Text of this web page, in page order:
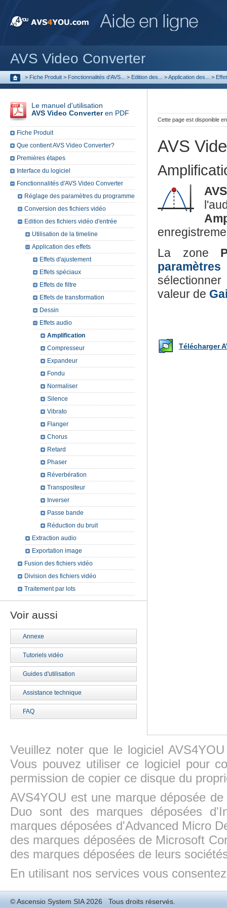
AVS Video Converter
> Fiche Produit > Fonctionnalités d'AVS... > Edition des... >Application des... >
Cette page est disponible
AVS
La zone
valeur de
Télécharger
Le manuel d'utilisation
AVS Video Converteren PDF
Fiche Produit
Que contient AVS Video Converter?
Premières étapes
Interface du logiciel
Fonctionnalités d'AVS Video Converter
Réglage des paramètres du programme
Conversion des fichiers vidéo
Edition des fichiers vidéo d'entrée
Utilisation de la timeline
Application des effets
Effets d'ajustement
Effets spéciaux
Effets de filtre
Effets de transformation
Dessin
Effets audio
Amplification
Compresseur
Expandeur
Fondu
Normaliser
Silence
Vibrato
Flanger
Chorus
Retard
Phaser
Réverbération
Transpositeur
Inverser
Passe bande
Réduction du bruit
Extraction audio
Exportation image
Fusion des fichiers vidéo
Division des fichiers vidéo
Traitement par lots
Voir aussi
Annexe
Tutoriels vidéo
Guides d'utilisation
Assistance technique
FAQ
Veuillez noter que le logiciel
Vous pouvez utiliser ce logiciel pour
permission de copier ce disque du
AVS4YOU est une marque déposée
Duo sont des marques déposées
marques déposées d'Advanced Micro
des marques déposées de Microsoft
des marques déposées de leurs
En utilisant nos services vous
©Ascensio System SIA2026 Tous droits réservés.